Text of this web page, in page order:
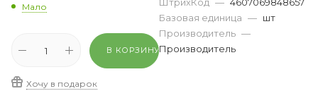
Мало
В КОРЗИНУ
Хочу в подарок
ШтрихКод — 4607069848657
Базовая единица — шт
Производитель —
Производитель